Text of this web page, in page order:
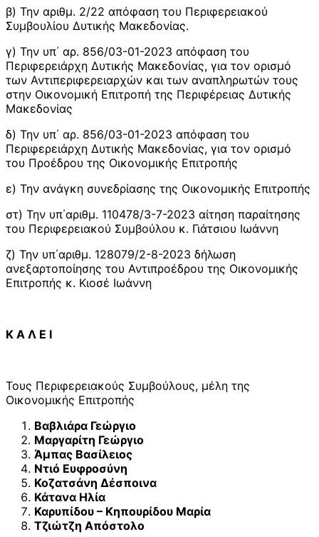
β) Την αριθμ. 2/22 απόφαση του Περιφερειακού
Συμβουλίου Δυτικής Μακεδονίας.
γ) Την υπ΄ αρ. 856/03-01-2023 απόφαση του
Περιφερειάρχη Δυτικής Μακεδονίας, για τον ορισμό
των Αντιπεριφερειαρχών και των αναπληρωτών τους
στην Οικονομική Επιτροπή της Περιφέρειας Δυτικής
Μακεδονίας
δ) Την υπ΄ αρ. 856/03-01-2023 απόφαση του
Περιφερειάρχη Δυτικής Μακεδονίας, για τον ορισμό
του Προέδρου της Οικονομικής Επιτροπής
ε) Την ανάγκη συνεδρίασης της Οικονομικής Επιτροπής
στ) Την υπ΄αριθμ. 110478/3-7-2023 αίτηση παραίτησης
του Περιφερειακού Συμβούλου κ. Γιάτσιου Ιωάννη
ζ) Την υπ΄αριθμ. 128079/2-8-2023 δήλωση
ανεξαρτοποίησης του Αντιπροέδρου της Οικονομικής
Επιτροπής κ. Κιοσέ Ιωάννη
Κ Α Λ Ε Ι
Τους Περιφερειακούς Συμβούλους, μέλη της
Οικονομικής Επιτροπής
Βαβλιάρα Γεώργιο
Μαργαρίτη Γεώργιο
Άμπας Βασίλειος
Ντιό Ευφροσύνη
Κοζατσάνη Δέσποινα
Κάτανα Ηλία
Καρυπίδου – Κηπουρίδου Μαρία
Τζιώτζη Απόστολο